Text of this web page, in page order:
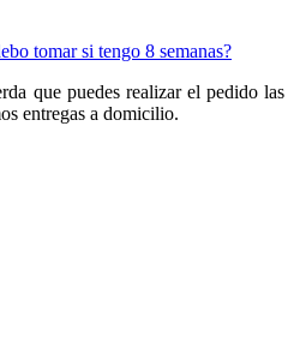
tomar si tengo 8 semanas?
que puedes realizar el pedido las
entregas a domicilio.